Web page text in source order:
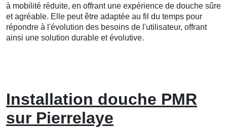
à mobilité réduite, en offrant une expérience de douche sûre
et agréable. Elle peut être adaptée au fil du temps pour
répondre à l'évolution des besoins de l'utilisateur, offrant
ainsi une solution durable et évolutive.
Installation douche PMR
sur Pierrelaye